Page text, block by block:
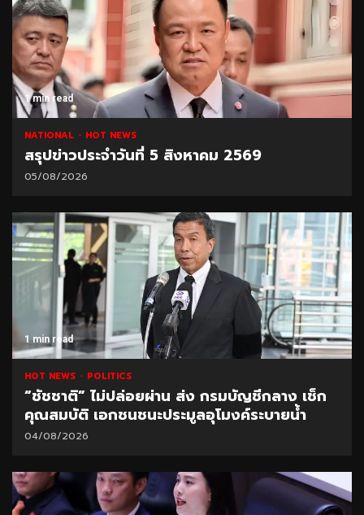
1 min read
NATIONAL HOT NEWS
สรุปข่าวประจำวันที่ 5 สิงหาคม 2569
05/08/2026
1 min read
HOT NEWS POLITICS
“ชัชชาติ” ไม่ปล่อยผ่าน ส่ง กรมบัญชีกลาง เช็ก
คุณสมบัติ เอกชนชนะประมูลอุโมงค์ระบายน้ำ
04/08/2026